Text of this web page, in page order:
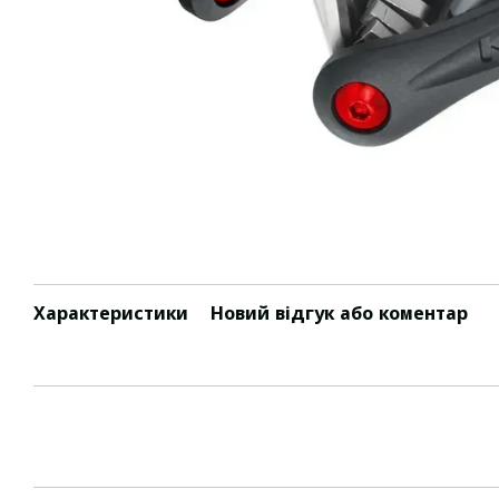
Характеристики Новий відгук або коментар